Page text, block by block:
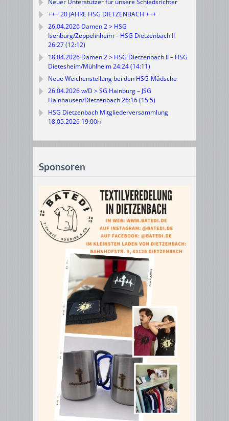
Neuer Unterstützer für unsere Schiedsrichter
+++ 20 JAHRE HSG DIETZENBACH +++
26.04.2026 Damen 2 > HSG
Isenburg/Zeppelinheim – HSG Dietzenbach II
26:27 (12:12)
18.04.2026 Damen 2 > HSG Dietzenbach II – HSG
Dietesheim/Mühlheim 24:24 (14:11)
Neue Weichenstellung bei den HSG-Mädsche
26.04.2026 w/D > SG Hainburg – JSG
Hainhausen/Dietzenbach 26:16 (15:5)
HSG Dietzenbach Mitgliederversammlung
18.05.2026 19:00h
Sponsoren